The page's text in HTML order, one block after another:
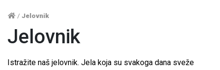
/ Jelovnik
Jelovnik
Istražite naš jelovnik. Jela koja su svakoga dana sveže